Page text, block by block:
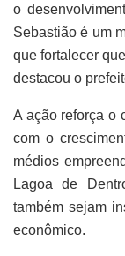
o
Sebastião é um
que fortalecer
destacou o
A ação reforça o
com o
médios
Lagoa de
também sejam
econômico.